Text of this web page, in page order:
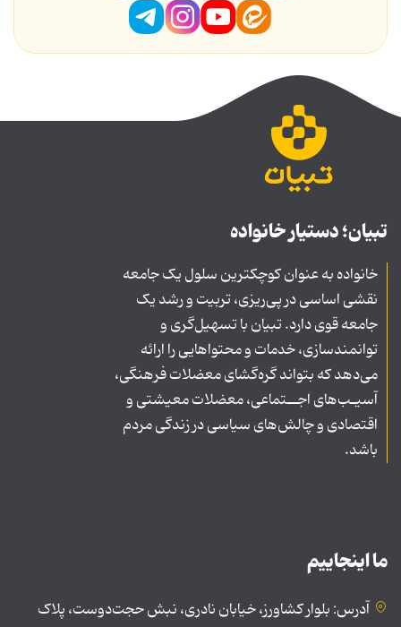
تبیان؛ دستیار خانواده
خانواده به عنوان کوچکترین سلول یک جامعه
نقشی اساسی در پی‌ریزی، تربیت و رشد یک
جامعه قوی دارد. تبیان با تسهیل‌گری و
توانمندسازی، خدمات و محتواهایی را ارائه
می‌دهد که بتواند گره‌گشای معضلات فرهنگی،
آسیـب‌های اجــتماعی، معضلات معیشتی و
اقتصادی و چالش‌های سیاسی در زندگی مردم
باشد.
ما اینجاییم
آدرس: بلوار کشاورز، خیابان نادری، نبش حجت‌دوست، پلاک